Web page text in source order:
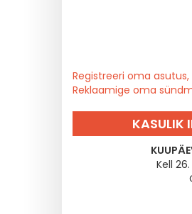
Registreeri oma asutus,
Reklaamige oma
KASULIK
Kell